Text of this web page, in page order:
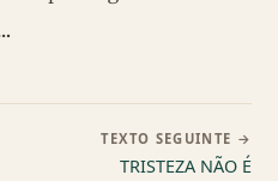
TEXTO SEGUINTE →
TRISTEZA NÃO É